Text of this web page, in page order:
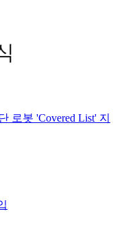
로봇 'Covered List' 지